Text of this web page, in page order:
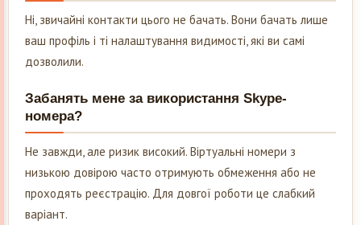
Ні, звичайні контакти цього не бачать. Вони бачать лише
ваш профіль і ті налаштування видимості, які ви самі
дозволили.
Забанять мене за використання Skype-
номера?
Не завжди, але ризик високий. Віртуальні номери з
низькою довірою часто отримують обмеження або не
проходять реєстрацію. Для довгої роботи це слабкий
варіант.